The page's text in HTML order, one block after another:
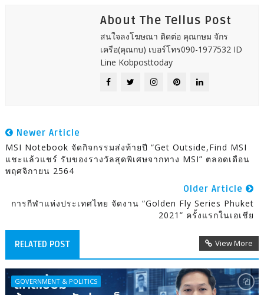
About The Tellus Post
สนใจลงโฆษณา ติดต่อ คุณกษม จักร
เครือ(คุณกบ) เบอร์โทร090-1977532 ID
Line Kobposttoday
Newer Article
MSI Notebook จัดกิจกรรมส่งท้ายปี “Get Outside,Find MSI
แชะแล้วแชร์ รับของรางวัลสุดพิเศษจากทาง MSI” ตลอดเดือน
พฤศจิกายน 2564
Older Article
การกีฬาแห่งประเทศไทย จัดงาน “Golden Fly Series Phuket
2021” ครั้งแรกในเอเชีย
RELATED POST View More
GOVERNMENT & POLITICS